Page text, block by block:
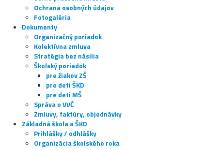
Ochrana osobných údajov
Fotogaléria
Dokumenty
Organizačný poriadok
Kolektívna zmluva
Stratégia bez násilia
Školský poriadok
pre žiakov ZŠ
pre deti ŠKD
pre deti MŠ
Správa o VVČ
Zmluvy, faktúry, objednávky
Základná škola a ŠKD
Prihlášky / odhlášky
Organizácia školského roka